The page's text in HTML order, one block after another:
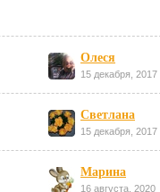
Олеся
15 декабря, 2017
Светлана
15 декабря, 2017
Марина
16 августа, 2020